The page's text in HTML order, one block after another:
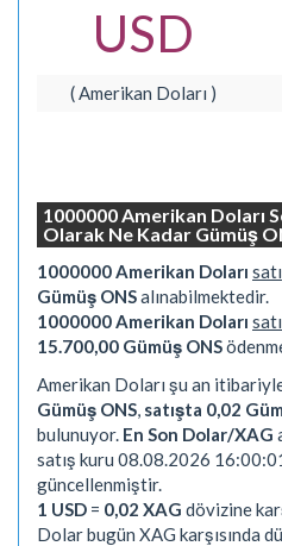
USD
( Amerikan Doları )
1000000 Amerikan Doları
Olarak Ne Kadar Gümüş
1000000 Amerikan Doları
Gümüş ONSalınabilmektedir.
1000000 Amerikan Doları
15.700,00 Gümüş ONS
Amerikan Doları şu an
Gümüş ONS satışta 0,02
bulunuyor. En Son Dolar/XAG
satış kuru 08.08.2026
güncellenmiştir.
1 USD = 0,02 XAG dövizine
Dolar bugün XAG karşısında